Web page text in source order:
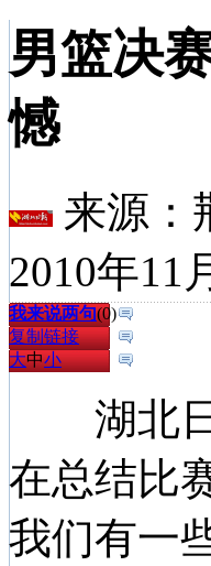
男篮决
憾
来源：
2010年11
我来说两句(0)
复制链接
大中小
湖北日
在总结比
我们有一